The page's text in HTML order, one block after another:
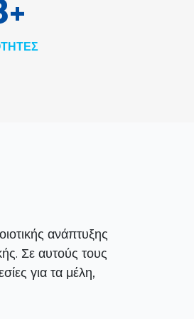
+
ανάπτυξης
Σε αυτούς τους
για τα μέλη,